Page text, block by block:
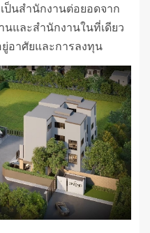
ป็นสำนักงานต่อยอดจาก
และสำนักงานในที่เดียว
อาศัยและการลงทุน